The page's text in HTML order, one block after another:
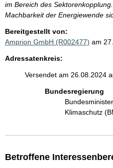
im Bereich des
Machbarkeit der Energiewende
Bereitgestellt von:
Amprion GmbH (R002477) am
Adressatenkreis:
Versendet am 26.08.2024
Bundesregierung
Klimaschutz
Betroffene